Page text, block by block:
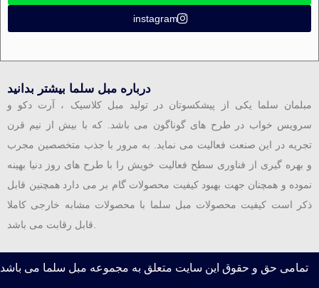
instagram
درباره مبل سلما بیشتر بدانید
مبلمان سلما یکی از پیشکسوتان در تولید مبل کلاسیک ، آرت دکو و
سرویس خواب در طرح های گوناگون می باشد. که با بیش از نیم قرن
تجریه در این صنعت فعالیت می نماید. به مرور با جذب متخصصین مجرب
و بهره گیری از فناوری سطح فعالیت خویش را با طرح های روز دنیا بهینه
نموده و همچنان جهت بهبود کیفیت محصولات گام بر می دارد همچنین قابل
ذکر است کیفیت محصولات مبل سلما با محصولات مشابه خارجی کاملا
قابل رقابت می باشد.
تمامی حق و حقوق این سایت متعلق به مجموعه مبل سلما می باشد